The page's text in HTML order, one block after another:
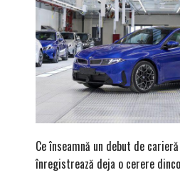
Ce înseamnă un debut de
înregistrează deja o cerere